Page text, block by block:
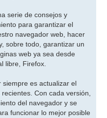
serie de consejos y
para garantizar el
navegador web, hacer
sobre todo, garantizar un
web ya sea desde
libre, Firefox.
es actualizar el
Con cada versión,
del navegador y se
funcionar lo mejor posible